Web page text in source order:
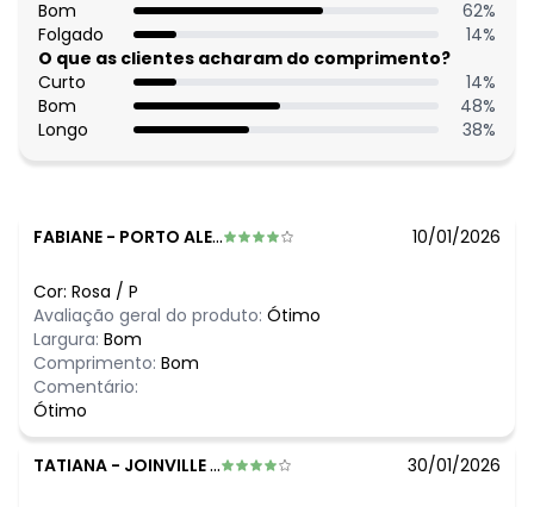
fenda(s); franzido
Tecido: Malha
Composição: Conforme imagem etiqueta
Histórico de preços
O preço apresentado abaixo é o menor oferecido em
algum dia do mês, para o menor tamanho disponível.
junho/2026 N/D*
abril/2026
março/2026
fevereiro/2026
Bom
62%
Folgado
14%
O que as clientes acharam do comprimento?
Curto
14%
Bom
48%
Longo
38%
FABIANE - PORTO ALEGRE - RS 10/01/2026
Cor: Rosa / P
Avaliação geral do produto: Ótimo
Largura: Bom
Comprimento: Bom
Comentário:
Ótimo
TATIANA - JOINVILLE - SC 30/01/2026